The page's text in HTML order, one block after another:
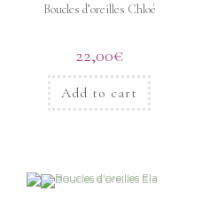
Boucles d’oreilles Chloé
22,00€
Add to cart